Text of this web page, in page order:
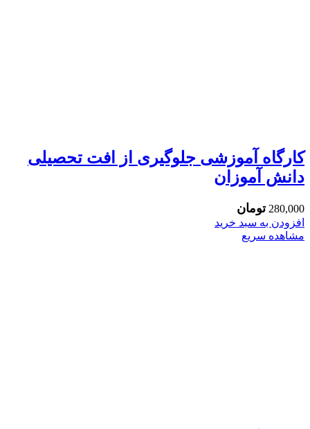
کارگاه آموزشی جلوگیری از افت تحصیلی
دانش آموزان
280,000 تومان
افزودن به سبد خرید
مشاهده سریع